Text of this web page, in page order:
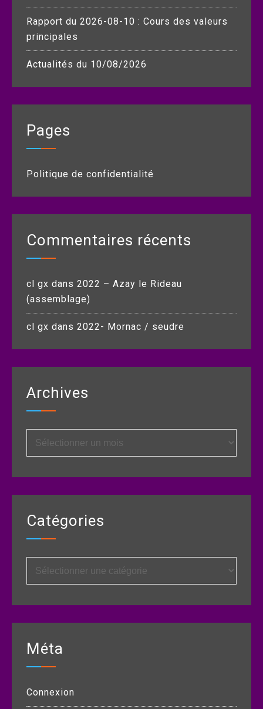
Rapport du 2026-08-10 : Cours des valeurs
principales
Actualités du 10/08/2026
Pages
Politique de confidentialité
Commentaires récents
cl gx dans 2022 – Azay le Rideau
(assemblage)
cl gx dans 2022- Mornac / seudre
Archives
Catégories
Méta
Connexion